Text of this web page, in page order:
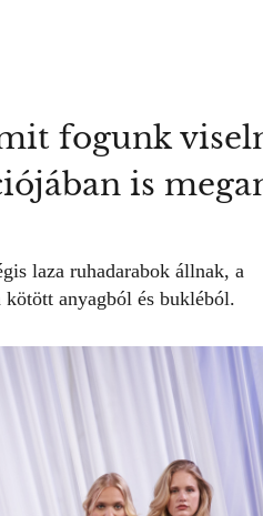
fogunk
is
laza ruhadarabok állnak, a
anyagból és bukléból.